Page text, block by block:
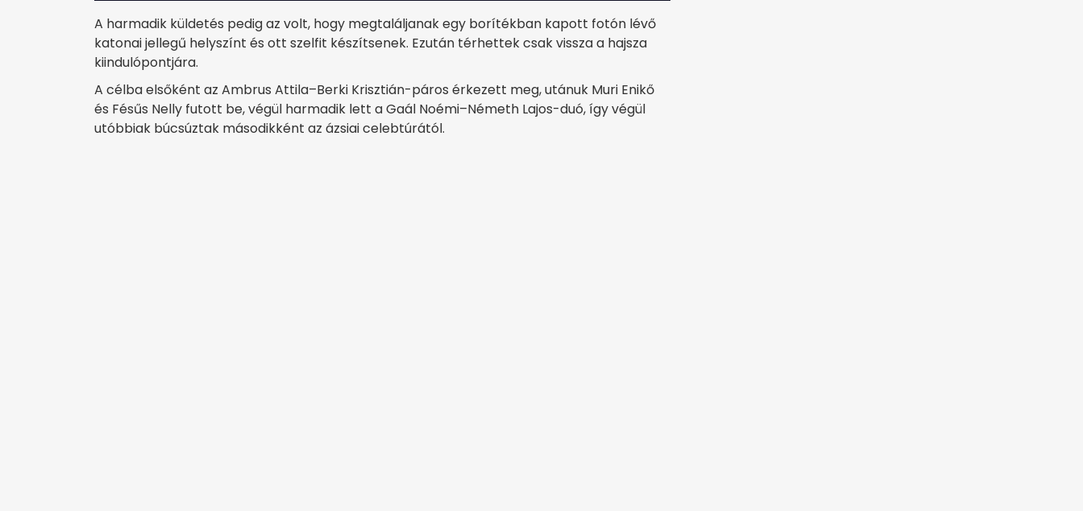
A harmadik küldetés pedig az volt, hogy megtaláljanak egy borítékban kapott fotón lévő
katonai jellegű helyszínt és ott szelfit készítsenek. Ezután térhettek csak vissza a hajsza
kiindulópontjára.
A célba elsőként az Ambrus Attila–Berki Krisztián-páros érkezett meg, utánuk Muri Enikő
és Fésűs Nelly futott be, végül harmadik lett a Gaál Noémi–Németh Lajos-duó, így végül
utóbbiak búcsúztak másodikként az ázsiai celebtúrától.